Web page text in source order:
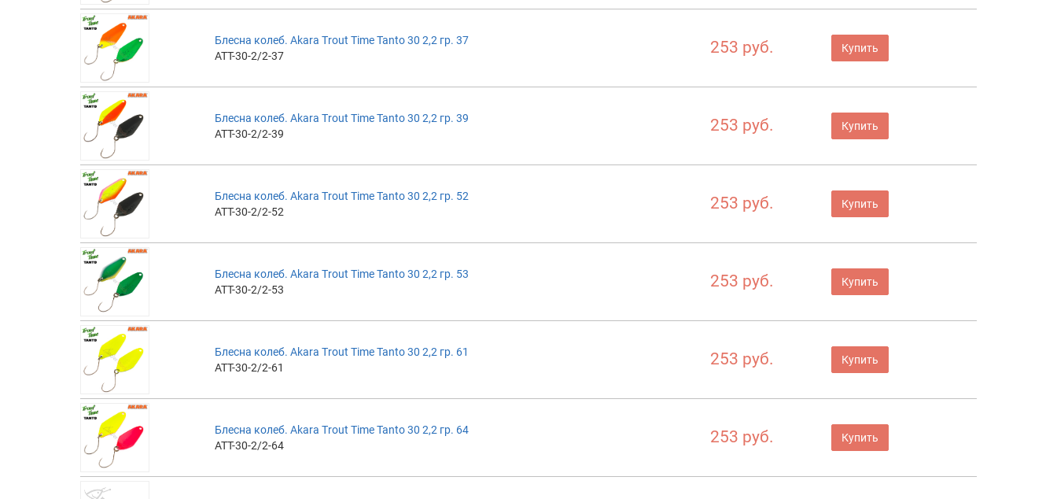
Блесна колеб. Akara Trout Time Tanto 30 2,2 гр. 37
ATT-30-2/2-37
253 руб. Купить
Блесна колеб. Akara Trout Time Tanto 30 2,2 гр. 39
ATT-30-2/2-39
253 руб. Купить
Блесна колеб. Akara Trout Time Tanto 30 2,2 гр. 52
ATT-30-2/2-52
253 руб. Купить
Блесна колеб. Akara Trout Time Tanto 30 2,2 гр. 53
ATT-30-2/2-53
253 руб. Купить
Блесна колеб. Akara Trout Time Tanto 30 2,2 гр. 61
ATT-30-2/2-61
253 руб. Купить
Блесна колеб. Akara Trout Time Tanto 30 2,2 гр. 64
ATT-30-2/2-64
253 руб. Купить